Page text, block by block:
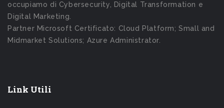
occupiamo di Cybersecurity, Digital Transformation e
Digital Marketing.
Partner Microsoft Certificato: Cloud Platform; Small and
Midmarket Solutions; Azure Administrator.
Link Utili